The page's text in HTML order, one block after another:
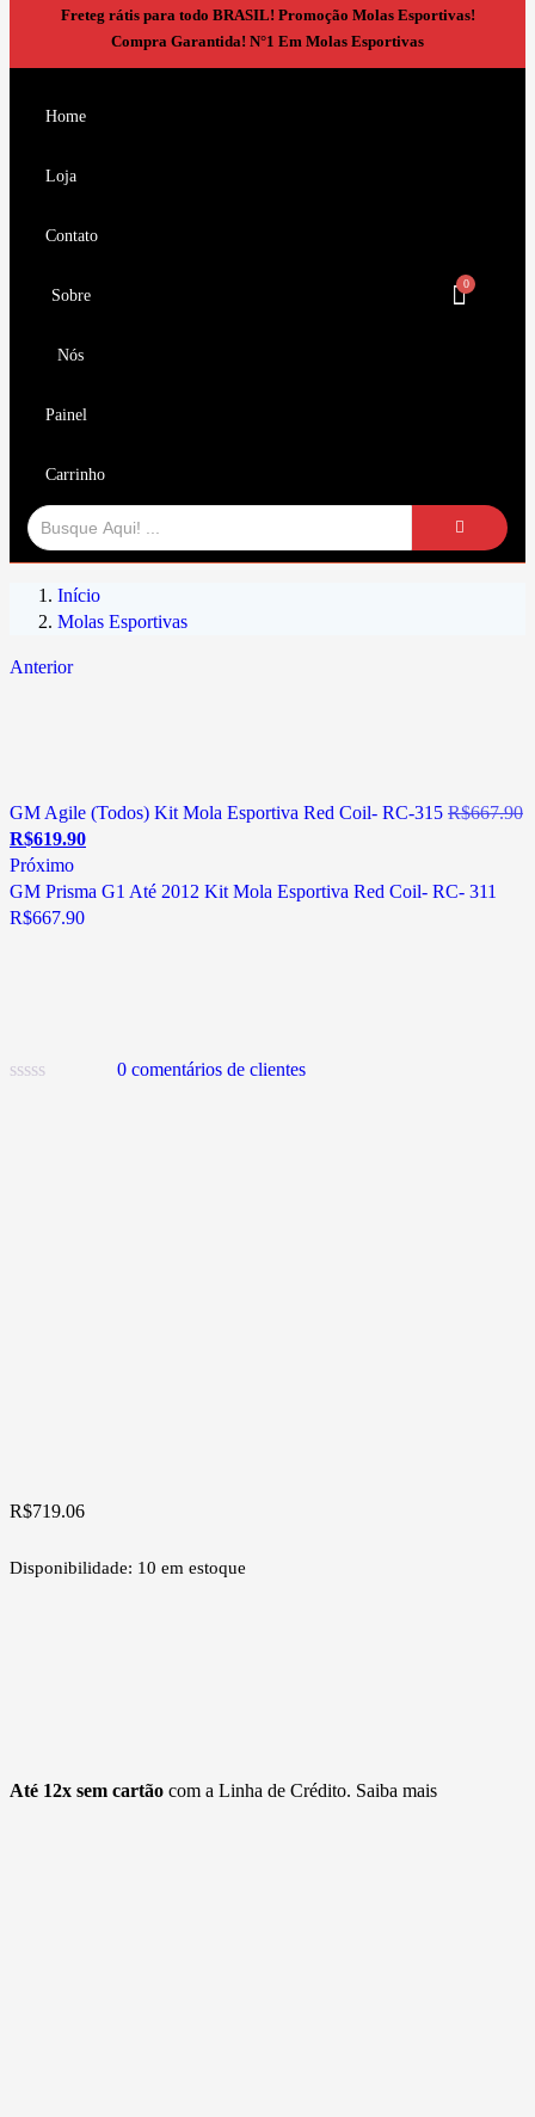
Freteg rátis para todo BRASIL! Promoção Molas Esportivas!
Compra Garantida! N°1 Em Molas Esportivas
Home
Loja
Contato
Sobre
Nós
Painel
Carrinho
Início
Molas Esportivas
Anterior
GM Agile (Todos) Kit Mola Esportiva Red Coil- RC-315 R$667.90
R$619.90
Próximo
GM Prisma G1 Até 2012 Kit Mola Esportiva Red Coil- RC- 311
R$667.90
0 comentários de clientes
R$719.06
Disponibilidade: 10 em estoque
Até 12x sem cartão com a Linha de Crédito. Saiba mais